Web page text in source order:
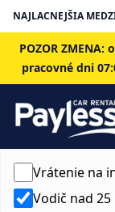
NAJLACNEJŠIA
POZOR
pracovné dni
Vrátenie na
Vodič nad